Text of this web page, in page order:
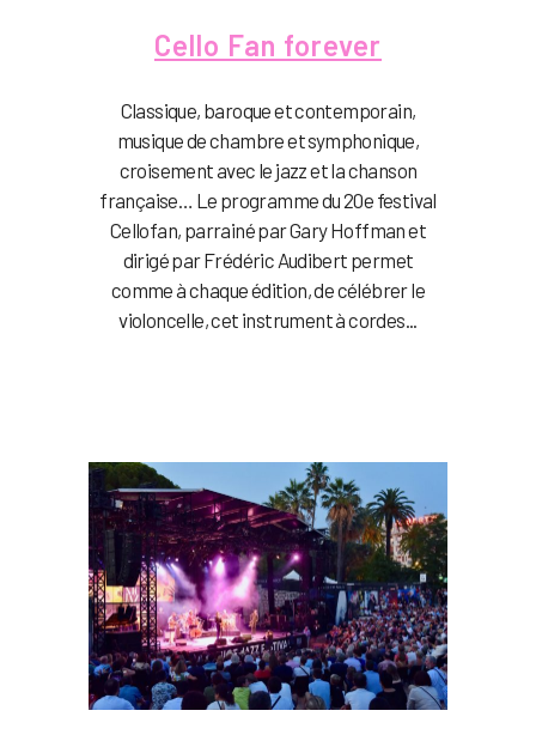
Cello Fan forever
Classique, baroque et contemporain,
musique de chambre et symphonique,
croisement avec le jazz et la chanson
française… Le programme du 20e festival
Cellofan, parrainé par Gary Hoffman et
dirigé par Frédéric Audibert permet
comme à chaque édition, de célébrer le
violoncelle, cet instrument à cordes...